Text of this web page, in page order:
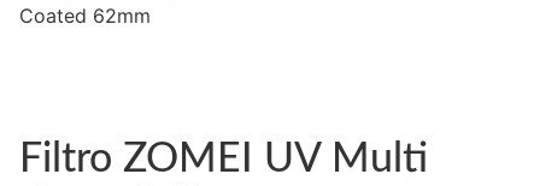
Coated 62mm
Filtro ZOMEI UV Multi